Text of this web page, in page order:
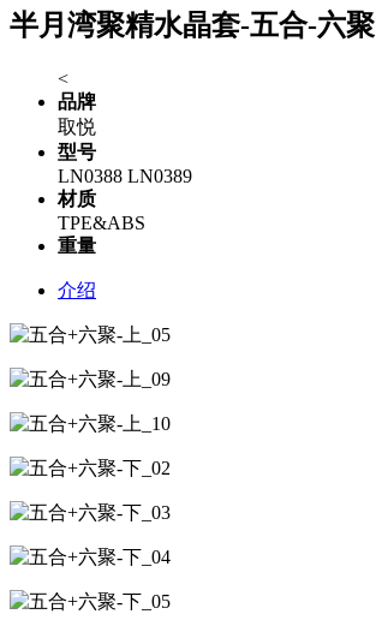
半月湾聚精水晶套-五合-六聚
<
品牌
取悦
型号
LN0388 LN0389
材质
TPE&ABS
重量
介绍